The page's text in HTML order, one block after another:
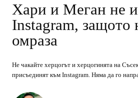
Хари и Меган не
Instagram, защото
омраза
Не чакайте херцогът и херцогинята на
присъединят към Instagram. Няма да го